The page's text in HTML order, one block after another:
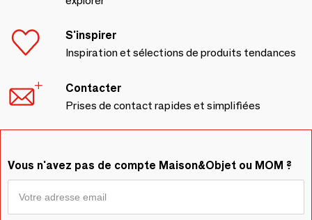
S'inspirer
Inspiration et sélections de produits tendances
Contacter
Prises de contact rapides et simplifiées
Vous n'avez pas de compte Maison&Objet ou MOM ?